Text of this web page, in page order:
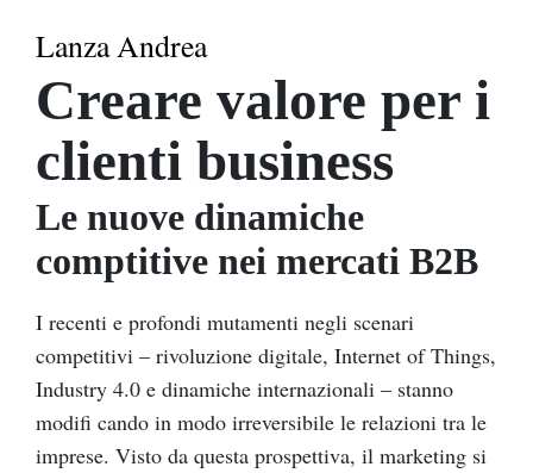
Lanza Andrea
Creare valore per i
clienti business
Le nuove dinamiche
comptitive nei mercati B2B
I recenti e profondi mutamenti negli scenari
competitivi – rivoluzione digitale, Internet of Things,
Industry 4.0 e dinamiche internazionali – stanno
modifi cando in modo irreversibile le relazioni tra le
imprese. Visto da questa prospettiva, il marketing si